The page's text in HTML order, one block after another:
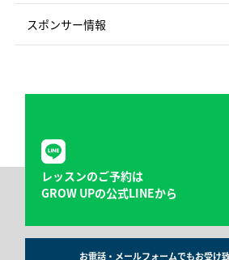
スポンサー情報
レッスンのご予約は
GROW UPの公式LINEから
お電話・メールフォームでもお受け